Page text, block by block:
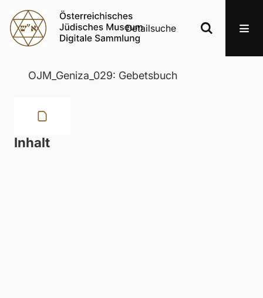
Detailsuche
OJM_Geniza_029: Gebetsbuch
Inhalt